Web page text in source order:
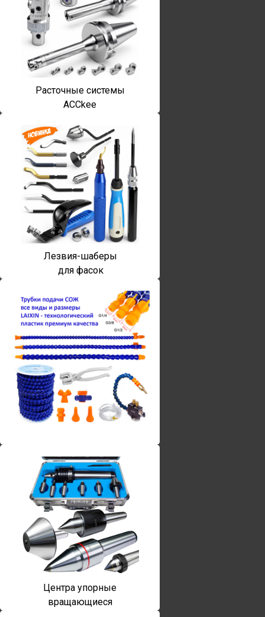
Расточные системы
ACCkee
Лезвия-шаберы
для фасок
Винты torx
Центра упорные
вращающиеся